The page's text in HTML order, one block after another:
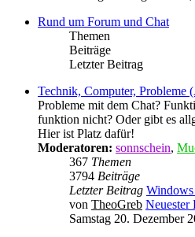
Rund um Forum und Chat
Themen
Beiträge
Letzter Beitrag
Technik, Computer, Probleme
Probleme mit dem Chat?
funktion nicht? Oder gibt es
Hier ist Platz dafür!
Moderatoren: sonnschein,
367 Themen
3794 Beiträge
Letzter Beitrag
von TheoGreb Neuester
Samstag 20. Dezember